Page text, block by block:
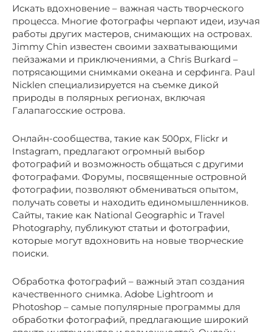
Искать вдохновение – важная часть творческого
процесса. Многие фотографы черпают идеи, изучая
работы других мастеров, снимающих на островах.
Jimmy Chin известен своими захватывающими
пейзажами и приключениями, а Chris Burkard –
потрясающими снимками океана и серфинга. Paul
Nicklen специализируется на съемке дикой
природы в полярных регионах, включая
Галапагосские острова.
Онлайн-сообщества, такие как 500px, Flickr и
Instagram, предлагают огромный выбор
фотографий и возможность общаться с другими
фотографами. Форумы, посвященные островной
фотографии, позволяют обмениваться опытом,
получать советы и находить единомышленников.
Сайты, такие как National Geographic и Travel
Photography, публикуют статьи и фотографии,
которые могут вдохновить на новые творческие
поиски.
Обработка фотографий – важный этап создания
качественного снимка. Adobe Lightroom и
Photoshop – самые популярные программы для
обработки фотографий, предлагающие широкий